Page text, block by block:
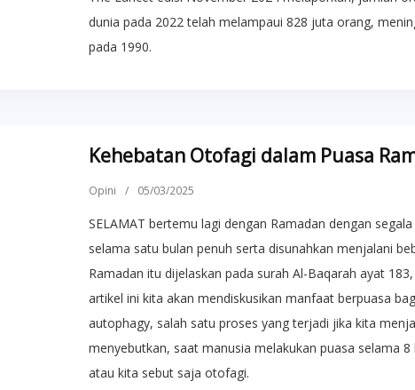
dunia pada 2022 telah melampaui 828 juta orang,
pada 1990.
Kehebatan Otofagi dalam Puasa
Opini / 05/03/2025
SELAMAT bertemu lagi dengan Ramadan dengan
selama satu bulan penuh serta disunahkan menjalani
Ramadan itu dijelaskan pada surah Al-Baqarah ayat
artikel ini kita akan mendiskusikan manfaat berpuasa
autophagy, salah satu proses yang terjadi jika kita
menyebutkan, saat manusia melakukan puasa selama
atau kita sebut saja otofagi.